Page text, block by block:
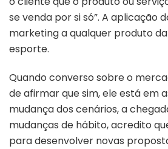
se venda por si só”. A aplicação
marketing a qualquer produto
esporte.
Quando converso sobre o
de afirmar que sim, ele está em
mudança dos cenários, a
mudanças de hábito, acredito
para desenvolver novas